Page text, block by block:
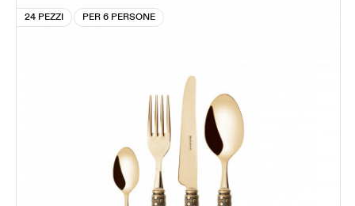
24 PEZZI PER 6 PERSONE